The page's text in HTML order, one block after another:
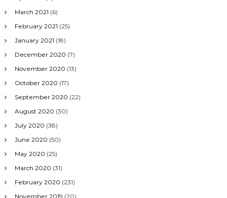
March 2021 (6)
February 2021 (25)
January 2021 (18)
December 2020 (7)
November 2020 (13)
October 2020 (17)
September 2020 (22)
August 2020 (30)
July 2020 (38)
June 2020 (50)
May 2020 (25)
March 2020 (31)
February 2020 (231)
November 2019 (20)